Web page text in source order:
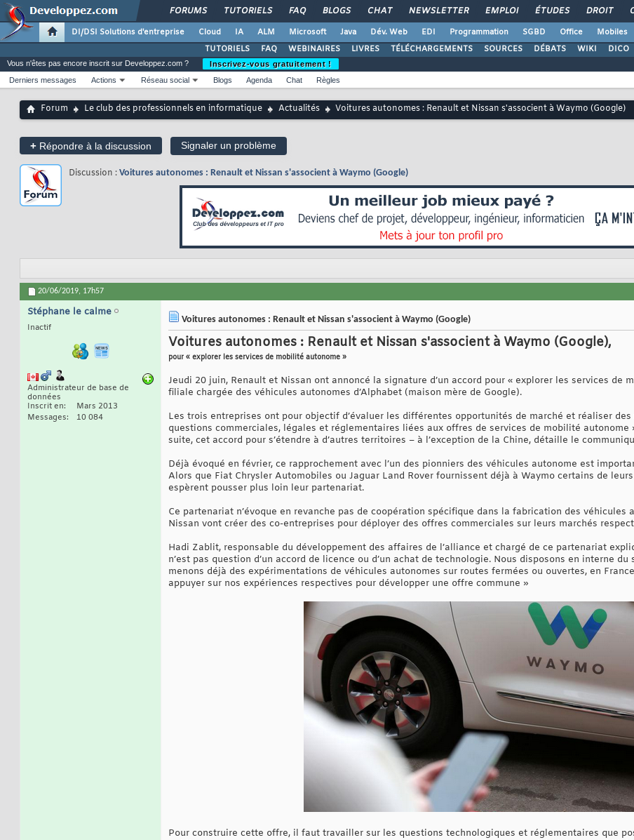
FORUMS TUTORIELS FAQ BLOGS CHAT NEWSLETTER EMPLOI ÉTUDES DROIT
DI/DSI Solutions d'entreprise Cloud IA ALM Microsoft Java Dév. Web EDI Programmation SGBD Office Mobiles
TUTORIELS
FAQ WEBINAIRES LIVRES TÉLÉCHARGEMENTS SOURCES DÉBATS WIKI DICO
Vous n'êtes pas encore inscrit sur Developpez.com ?
Inscrivez-vous gratuitement !
Derniers messages
Actions Réseau social Blogs Agenda Chat Règles
Forum Le club des professionnels en informatique Actualités Voitures autonomes : Renault et Nissan s'associent à Waymo (Google)
+ Répondre à la discussion Signaler un problème
Discussion : Voitures autonomes : Renault et Nissan s'associent à Waymo (Google)
20/06/2019, 17h57
Stéphane le calme
Inactif
Administrateur de base de
données
Inscrit en
Mars 2013
Messages
10 084
Voitures autonomes : Renault et Nissan s'associent à Waymo (Google)
Voitures autonomes : Renault et Nissan s'associent à Waymo (Google),
pour « explorer les services de mobilité autonome »
Jeudi 20 juin, Renault et Nissan ont annoncé la signature d’un accord pour « explorer les services de
filiale chargée des véhicules autonomes d’Alphabet (maison mère de Google).
Les trois entreprises ont pour objectif d’évaluer les différentes opportunités de marché et réaliser des
questions commerciales, légales et réglementaires liées aux offres de services de mobilité autonome
suite, cet accord pour s’étendre à d’autres territoires – à l’exception de la Chine, détaille le
Déjà évoqué en février, ce rapprochement avec l’un des pionniers des véhicules autonome est
Alors que Fiat Chrysler Automobiles ou Jaguar Land Rover fournissent déjà à Waymo certains de
espèrent pousser plus loin leur partenariat.
Ce partenariat n’évoque en revanche pas de coopération spécifique dans la fabrication des véhicules
Nissan vont créer des co-entreprises pour déployer des offres commerciales sur leurs marchés
Hadi Zablit, responsable du développement des affaires de l’alliance et chargé de ce partenariat
n’est pas question d’un accord de licence ou d’un achat de technologie. Nous disposons en interne
menons déjà des expérimentations de véhicules autonomes sur routes fermées ou ouvertes, en
appuyer sur nos expériences respectives pour développer une offre commune »
Pour construire cette offre, il faut travailler sur les questions technologiques et réglementaires que